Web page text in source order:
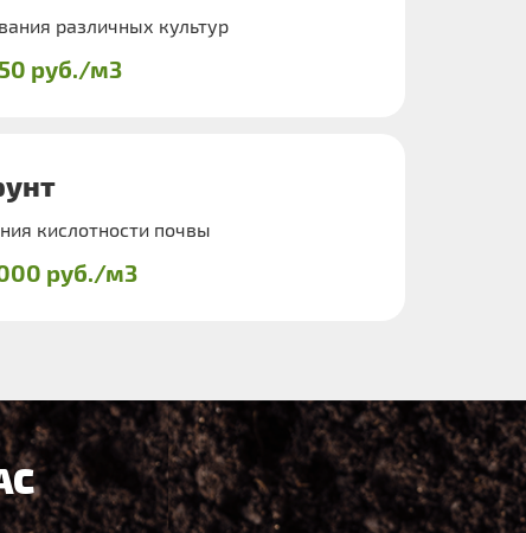
различных культур
руб./м3
кислотности почвы
руб./м3